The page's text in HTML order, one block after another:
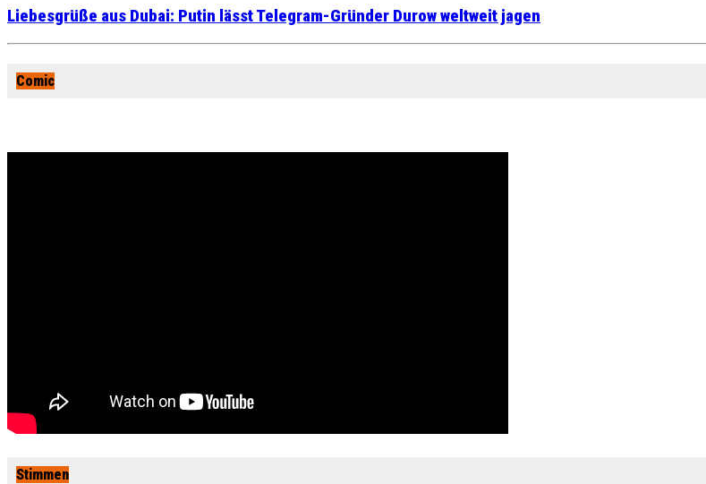
Liebesgrüße aus Dubai: Putin lässt Telegram-Gründer Durow weltweit jagen
Comic
Stimmen